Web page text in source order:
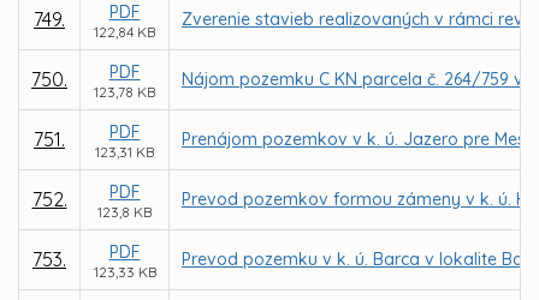
749. PDF
122,84 KB
Zverenie stavieb realizovaných v rámci
750. PDF
123,78 KB
Nájom pozemku C KN parcela č. 264/759
751. PDF
123,31 KB
Prenájom pozemkov v k. ú. Jazero pre
752. PDF
123,8 KB
Prevod pozemkov formou zámeny v k. ú.
753. PDF
123,33 KB
Prevod pozemku v k. ú. Barca v lokalite